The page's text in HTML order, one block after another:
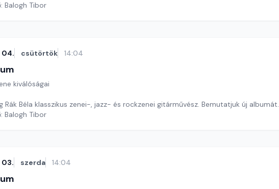
Balogh Tibor
04. csütörtök 14:04
kiválóságai
Rák Béla klasszikus zenei-, jazz- és rockzenei gitárművész. Bemutatjuk új albumát.
Balogh Tibor
03. szerda 14:04